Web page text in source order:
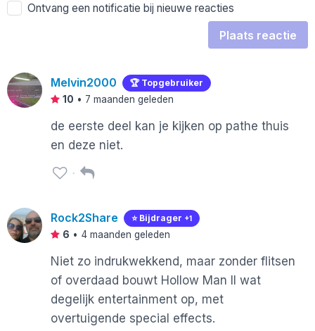
Ontvang een notificatie bij nieuwe reacties
Plaats reactie
Melvin2000 🏆 Topgebruiker
10 • 7 maanden geleden
de eerste deel kan je kijken op pathe thuis
en deze niet.
Rock2Share ⭐️ Bijdrager +1
6 • 4 maanden geleden
Niet zo indrukwekkend, maar zonder flitsen
of overdaad bouwt Hollow Man II wat
degelijk entertainment op, met
overtuigende special effects.